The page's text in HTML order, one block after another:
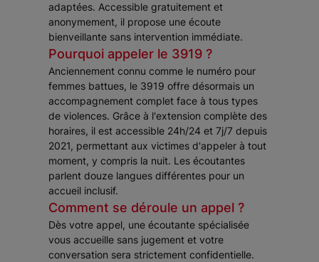
adaptées. Accessible gratuitement et
anonymement, il propose une écoute
bienveillante sans intervention immédiate.
Pourquoi appeler le 3919 ?
Anciennement connu comme le numéro pour
femmes battues, le 3919 offre désormais un
accompagnement complet face à tous types
de violences. Grâce à l'extension complète des
horaires, il est accessible 24h/24 et 7j/7 depuis
2021, permettant aux victimes d'appeler à tout
moment, y compris la nuit. Les écoutantes
parlent douze langues différentes pour un
accueil inclusif.
Comment se déroule un appel ?
Dès votre appel, une écoutante spécialisée
vous accueille sans jugement et votre
conversation sera strictement confidentielle.